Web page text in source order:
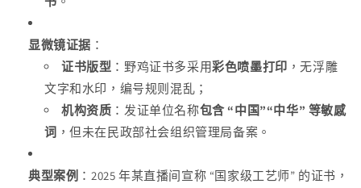
显微镜证据 ：
证书版型 ：野鸡证书多采用彩色喷墨打印 ，无浮雕
文字和水印，编号规则混乱；
机构资质 ：发证单位名称包含 “中国”“中华” 等敏感
词 ，但未在民政部社会组织管理局备案。
典型案例 ：2025 年某直播间宣称 “国家级工艺师” 的证书，